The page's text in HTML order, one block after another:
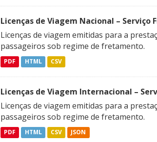
Licenças de Viagem Nacional – Serviço
Licenças de viagem emitidas para a
passageiros sob regime de fretamento.
PDF HTML CSV
Licenças de Viagem Internacional –
Licenças de viagem emitidas para a
passageiros sob regime de fretamento.
PDF HTML CSV JSON